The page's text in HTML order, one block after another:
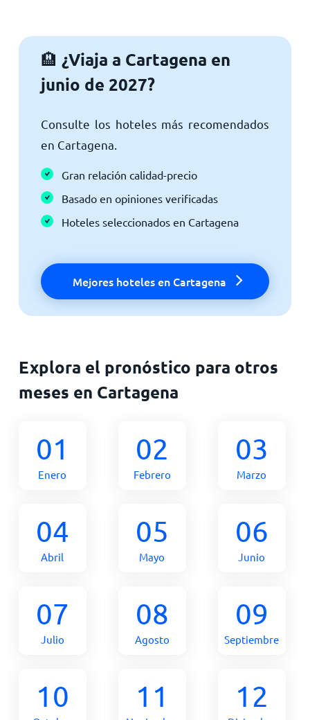
🏨 ¿Viaja a Cartagena en
junio de 2027?
Consulte los hoteles más recomendados
en Cartagena.
Gran relación calidad-precio
Basado en opiniones verificadas
Hoteles seleccionados en Cartagena
Mejores hoteles en Cartagena
Explora el pronóstico para otros
meses en Cartagena
01
Enero
02
Febrero
03
Marzo
04
Abril
05
Mayo
06
Junio
07
Julio
08
Agosto
09
Septiembre
10 11 12